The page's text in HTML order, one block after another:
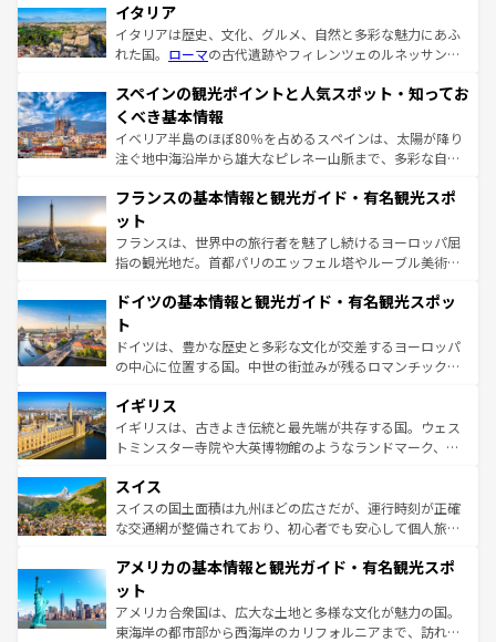
イタリア
イタリアは歴史、文化、グルメ、自然と多彩な魅力にあふ
れた国。 ローマの古代遺跡やフィレンツェのルネッサンス
ろん、トスカーナの美しい田園風景やアマルフィ海岸の絶
景など、自然景観も見逃せない。観光の合間には、本場の
ピザやパスタなど、絶品のイタリア料理を堪能することも
できる。朝目覚めてから夜眠るまで、すべての瞬間を楽し
なお、新着のイタリア情報はコンテンツ一覧を参照してほ
しい。
スペインの観光ポイントと人気スポット・知ってお
くべき基本情報
イベリア半島のほぼ80％を占めるスペインは、太陽が降り
注ぐ地中海沿岸から雄大なピレネー山脈まで、多彩な自然
文化が根付くこの国では、情熱的なフラメンコ、熱気あふ
れる闘牛、そして美味しいタパスが生活の一部となってい
る。首都マドリードの洗練された雰囲気や、バルセロナの
アートに溢れた街角から、地方では古代ローマ遺跡や中世
せる。地方によって風土や気候が異なるスペインはその個
ンテンツ一覧 を参照してほしい。
フランスの基本情報と観光ガイド・有名観光スポ
ット
フランスは、世界中の旅行者を魅了し続けるヨーロッパ屈
指の観光地だ。首都パリのエッフェル塔やルーブル美術館
で、幅広い魅力が詰まっている。華麗な宮殿、歴史的な大
聖堂、美しいビーチ、そして豊かな自然が、訪れる者を心
から魅了する。また、フランスは美食の国としても知ら
れ、フランス料理はユネスコ無形文化遺産にも登録されて
香り高いラベンダー畑など、多彩な楽しみ方が可能だ。さ
らに、パリ以外の地域にも魅力が溢れており、どの街角に
も豊かな歴史と文化が息づいている。パリ以外の個性あふ
を参照してほしい。
ドイツの基本情報と観光ガイド・有名観光スポッ
ト
ドイツは、豊かな歴史と多彩な文化が交差するヨーロッパ
の中心に位置する国。中世の街並みが残るロマンチック街
顔を持つこの国は、どこを歩いても飽きることがない。ベ
ルリンの文化的活気、バイエルン州のアルプスの絶景、そ
してライン川沿いのワイン畑といった風景は必見。ビール
は、お酒好きな人にはぜひ体験してほしい。 なお、新着の
ドイツ情報はコンテンツ一覧を参照してほしい。
イギリス
イギリスは、古きよき伝統と最先端が共存する国。ウェス
トミンスター寺院や大英博物館のようなランドマーク、歴
リアごとに異なる魅力がある。また、優雅なアフタヌーン
ティー、ビール好きにはたまらない英国パブ、サッカー観
戦など、本場だからこそできる体験も豊富。イギリスを旅
ンツ一覧を参照してほしい。
スイス
スイスの国土面積は九州ほどの広さだが、運行時刻が正確
な交通網が整備されており、初心者でも安心して個人旅行
の建物がそのまま残る町や、スイスならではのユニークな
博物館もあり、アルプス観光だけでなく町歩きも満喫する
ことができる。国民の所得が高いため物価も高いが、旅行
者向けの交通パス提供のサービスもあり、うまく活用すれ
アメリカの基本情報と観光ガイド・有名観光スポ
ット
アメリカ合衆国は、広大な土地と多様な文化が魅力の国。
東海岸の都市部から西海岸のカリフォルニアまで、訪れる